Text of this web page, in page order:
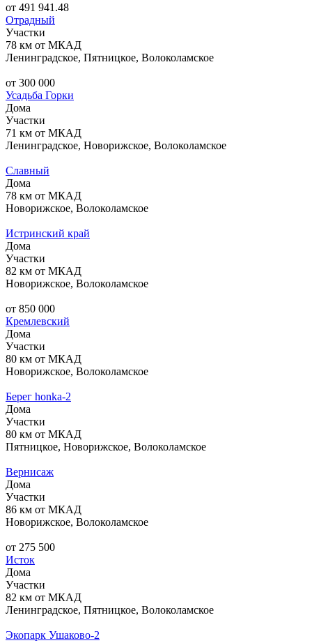
от 491 941.48
Отрадный
Участки
78 км от МКАД
Ленинградское, Пятницкое, Волоколамское
от 300 000
Усадьба Горки
Дома
Участки
71 км от МКАД
Ленинградское, Новорижское, Волоколамское
Славный
Дома
78 км от МКАД
Новорижское, Волоколамское
Истринский край
Дома
Участки
82 км от МКАД
Новорижское, Волоколамское
от 850 000
Кремлевский
Дома
Участки
80 км от МКАД
Новорижское, Волоколамское
Берег honka-2
Дома
Участки
80 км от МКАД
Пятницкое, Новорижское, Волоколамское
Вернисаж
Дома
Участки
86 км от МКАД
Новорижское, Волоколамское
от 275 500
Исток
Дома
Участки
82 км от МКАД
Ленинградское, Пятницкое, Волоколамское
Экопарк Ушаково-2